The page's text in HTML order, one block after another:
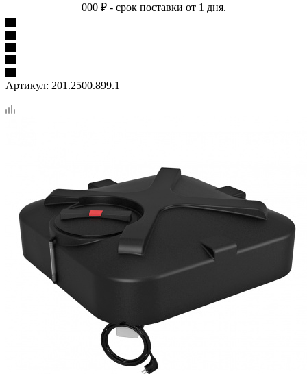
000 ₽ - срок поставки от 1 дня.
Артикул: 201.2500.899.1